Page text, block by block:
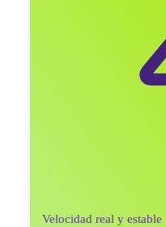
Velocidad real yestable